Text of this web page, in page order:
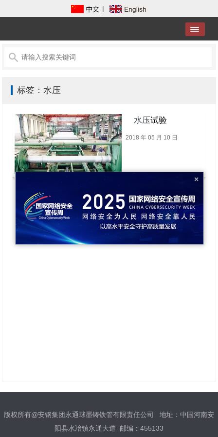
|
标签：水压
水压试验
2018 年 05 月 10 日
版权所有@安钢集团永通球墨铸铁管有限责任公司 地址：中国河南安
阳县水冶镇永通大道 邮编：455133
×